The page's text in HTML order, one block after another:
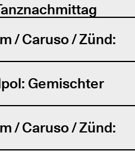
/ Caruso / Zünd:
Gemischter
/ Caruso / Zünd: